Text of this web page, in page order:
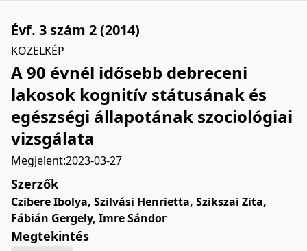
Évf. 3 szám 2 (2014)
KÖZELKÉP
A 90 évnél idősebb debreceni
lakosok kognitív státusának és
egészségi állapotának szociológiai
vizsgálata
Megjelent:2023-03-27
Szerzők
Czibere Ibolya, Szilvási Henrietta, Szikszai Zita,
Fábián Gergely, Imre Sándor
Megtekintés